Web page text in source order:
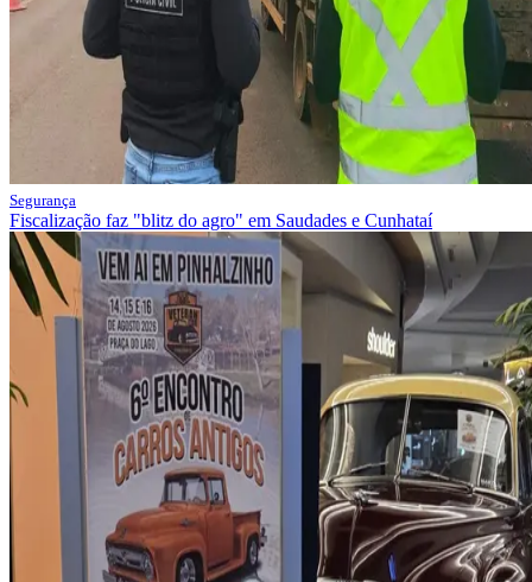
Segurança
Fiscalização faz "blitz do agro" em Saudades e Cunhataí